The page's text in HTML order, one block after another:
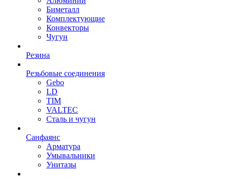
Биметалл
Комплектующие
Конвекторы
Чугун
Резина
Резьбовые соединения
Gebo
LD
TIM
VALTEC
Сталь и чугун
Санфаянс
Арматура
Умывальники
Унитазы